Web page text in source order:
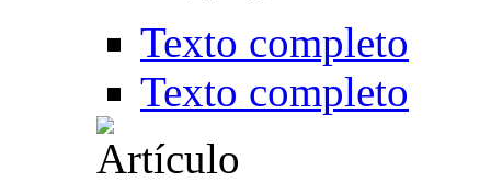
Texto completo
Texto completo